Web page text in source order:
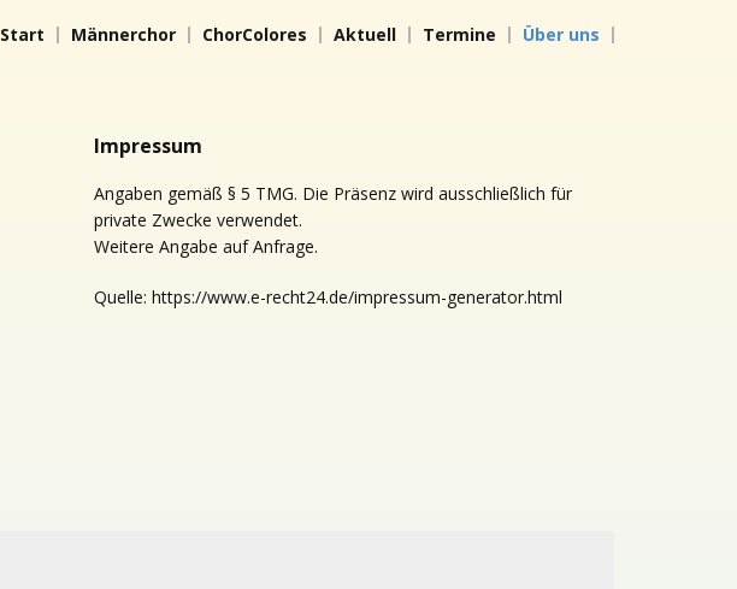
Start Männerchor ChorColores Aktuell Termine Über uns
Impressum
Angaben gemäß § 5 TMG. Die Präsenz wird ausschließlich für
private Zwecke verwendet.
Weitere Angabe auf Anfrage.
Quelle: https://www.e-recht24.de/impressum-generator.html